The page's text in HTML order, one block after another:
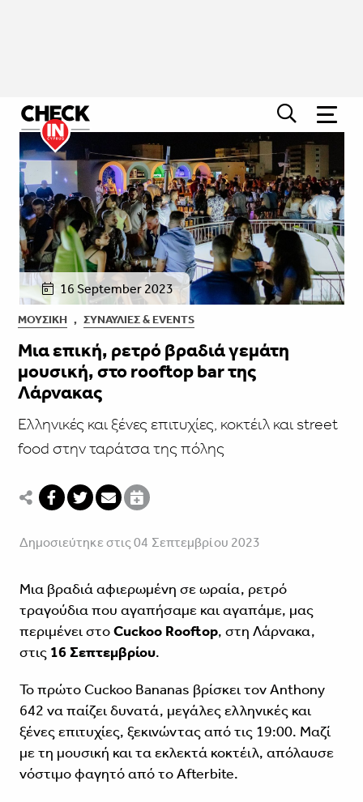
16 September 2023
ΜΟΥΣΙΚΉ , ΣΥΝΑΥΛΊΕΣ & EVENTS
Μια επική, ρετρό βραδιά γεμάτη
μουσική, στο rooftop bar της
Λάρνακας
Ελληνικές και ξένες επιτυχίες, κοκτέιλ και street
food στην ταράτσα της πόλης
Δημοσιεύτηκε στις 04 Σεπτεμβρίου 2023
Μια βραδιά αφιερωμένη σε ωραία, ρετρό
τραγούδια που αγαπήσαμε και αγαπάμε, μας
περιμένει στοCuckoo Rooftop, στη Λάρνακα,
στις 16 Σεπτεμβρίου.
Το πρώτο Cuckoo Bananas βρίσκει τον Anthony
642 να παίζει δυνατά, μεγάλες ελληνικές και
ξένες επιτυχίες, ξεκινώντας από τις 19:00. Μαζί
με τη μουσική και τα εκλεκτά κοκτέιλ, απόλαυσε
νόστιμο φαγητό από το Afterbite.